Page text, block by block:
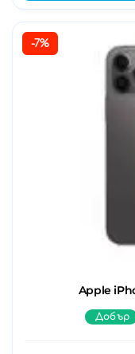
-7%
Apple
Добър